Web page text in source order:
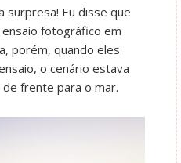
surpresa! Eu disse que
fotográfico em
porém, quando eles
o cenário estava
frente para o mar.